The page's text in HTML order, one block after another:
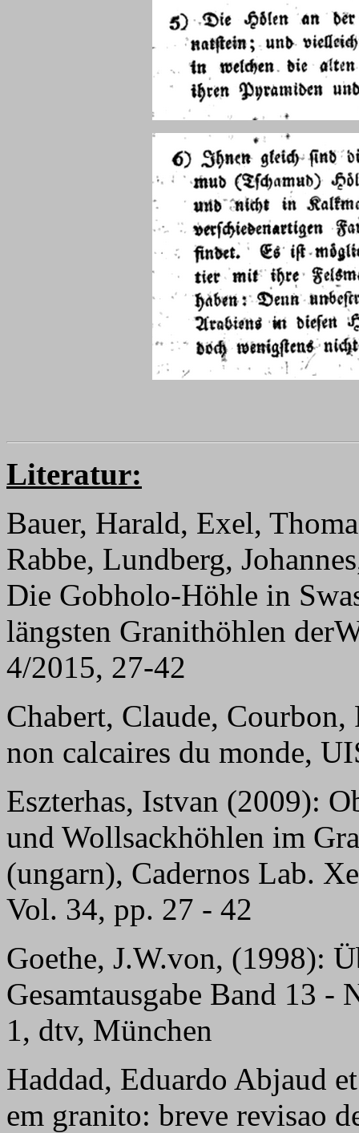
Literatur:
Bauer, Harald, Exel,
Rabbe, Lundberg,
Die Gobholo-Höhle in
längsten Granithöhlen
4/2015, 27-42
Chabert, Claude,
non calcaires du monde,
Eszterhas, Istvan (2009):
und Wollsackhöhlen im
(ungarn), Cadernos Lab.
Vol. 34, pp. 27 - 42
Goethe, J.W.von, (1998):
Gesamtausgabe Band 13 -
1, dtv, München
Haddad, Eduardo Abjaud
em granito: breve revisao